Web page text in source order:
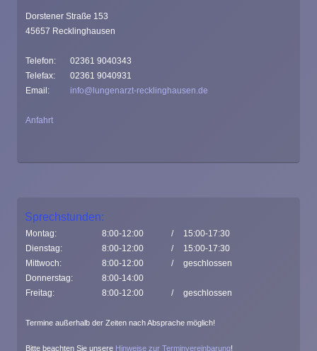
Dorstener Straße 153
45657 Recklinghausen
Telefon:
02361 9040343
Telefax:
02361 9040931
Email:
info@lungenarzt-recklinghausen.de
Anfahrt
Sprechstunden:
Montag: 8:00-12:00 /
15:00-17:30
Dienstag:
8:00-12:00 /
15:00-17:30
Mittwoch:
8:00-12:00 /
geschlossen
Donnerstag:
8:00-14:00
Freitag:
8:00-12:00 / geschlossen
Termine außerhalb der Zeiten nach Absprache möglich!
Bitte beachten Sie unsere Hinweise zur Terminvereinbarung!